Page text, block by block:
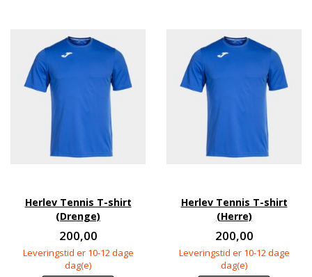
Herlev Tennis T-shirt
(Drenge)
200,00
Leveringstid er 10-12 dage
dag(e)
Herlev Tennis T-shirt
(Herre)
200,00
Leveringstid er 10-12 dage
dag(e)